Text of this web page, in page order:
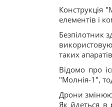
Конструкція
елементів і
Безпілотник
таких
Відомо про
"Молнія-1",
Дрони
Як йдеться в